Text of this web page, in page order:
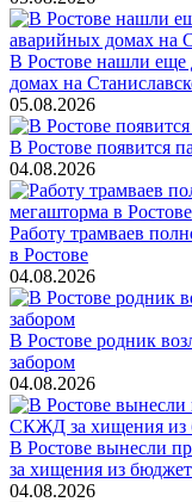
В Ростове нашли еще
домах на
05.08.2026
В Ростове появится
04.08.2026
Работу трамваев
в Ростове
04.08.2026
В Ростове родник
забором
04.08.2026
В Ростове вынесли
за хищения из
04.08.2026